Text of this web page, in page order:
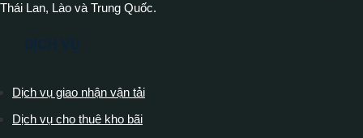
Thái Lan, Lào và Trung Quốc.
Dịch vụ giao nhận vận tải
Dịch vụ cho thuê kho bãi